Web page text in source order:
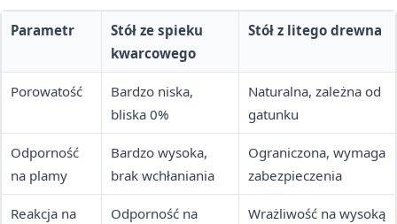
Parametr
Stół ze spieku
kwarcowego
Stół z litego drewna
Porowatość
Bardzo niska,
bliska 0%
Naturalna, zależna od
gatunku
Odporność
na plamy
Bardzo wysoka,
brak wchłaniania
Ograniczona, wymaga
zabezpieczenia
Reakcja na
Odporność na
Wrażliwość na wysoką